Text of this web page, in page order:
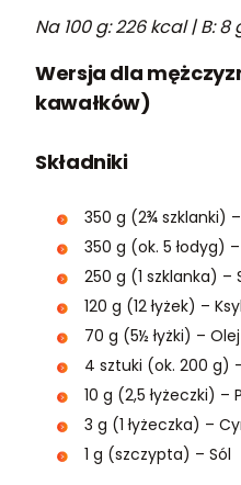
Na 100 g: 226 kcal | B: 8
Wersja dla
kawałków)
Składniki
350 g (2¾ szklanki)
350 g (ok. 5 łodyg)
250 g (1 szklanka) –
120 g (12 łyżek) –
70 g (5½ łyżki) –
4 sztuki (ok. 200 g)
10 g (2,5 łyżeczki) –
3 g (1 łyżeczka) –
1 g (szczypta) – Sól